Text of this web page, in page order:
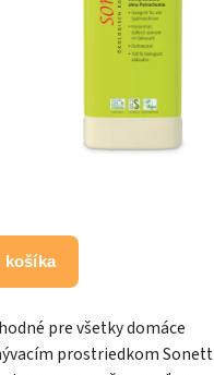
košíka
pre všetky domáce
prostriedkom Sonett